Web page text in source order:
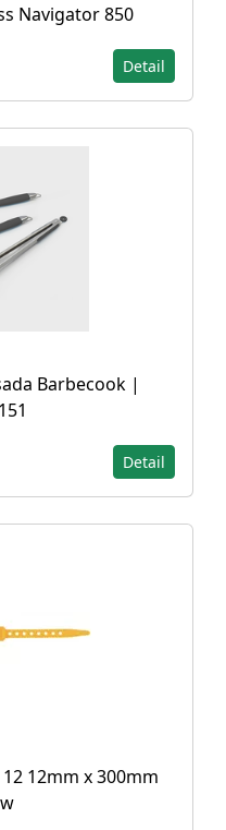
Navigator 850
Detail
Barbecook |
Detail
12mm x 300mm